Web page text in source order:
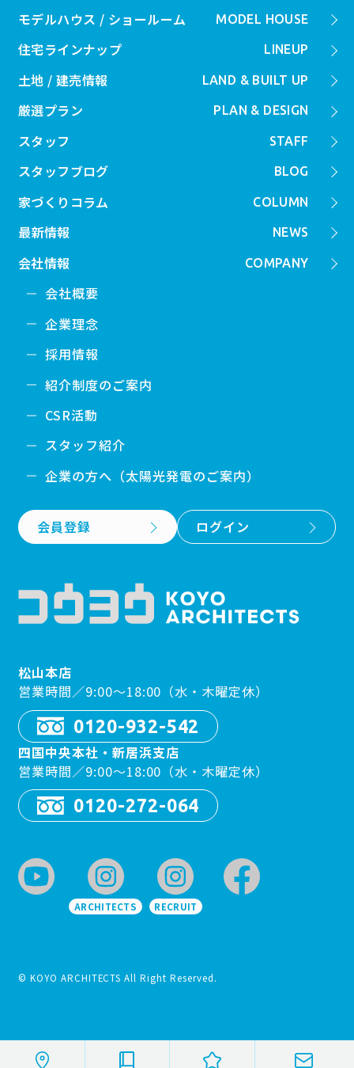
MODEL HOUSE
モデルハウス / ショールーム
LINEUP
住宅ラインナップ
LAND & BUILT UP
土地 / 建売情報
PLAN & DESIGN
厳選プラン
STAFF
スタッフ
BLOG
スタッフブログ
COLUMN
家づくりコラム
NEWS
最新情報
COMPANY
会社情報
会社概要
企業理念
採用情報
紹介制度のご案内
CSR活動
スタッフ紹介
企業の方へ（太陽光発電のご案内）
会員登録 ログイン
松山本店
営業時間／9:00〜18:00（水・木曜定休）
0120-932-542
四国中央本社・新居浜支店
営業時間／9:00〜18:00（水・木曜定休）
0120-272-064
ARCHITECTS RECRUIT
© KOYO ARCHITECTS All Right Reserved.